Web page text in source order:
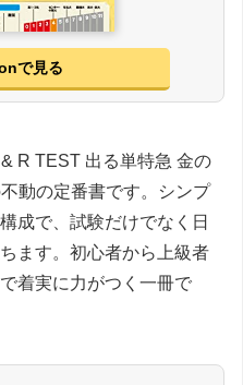
で見る
R TEST 出る単特急 金の
動の定番書です。シンプ
成で、試験だけでなく日
ます。初心者から上級者
着実に力がつく一冊で